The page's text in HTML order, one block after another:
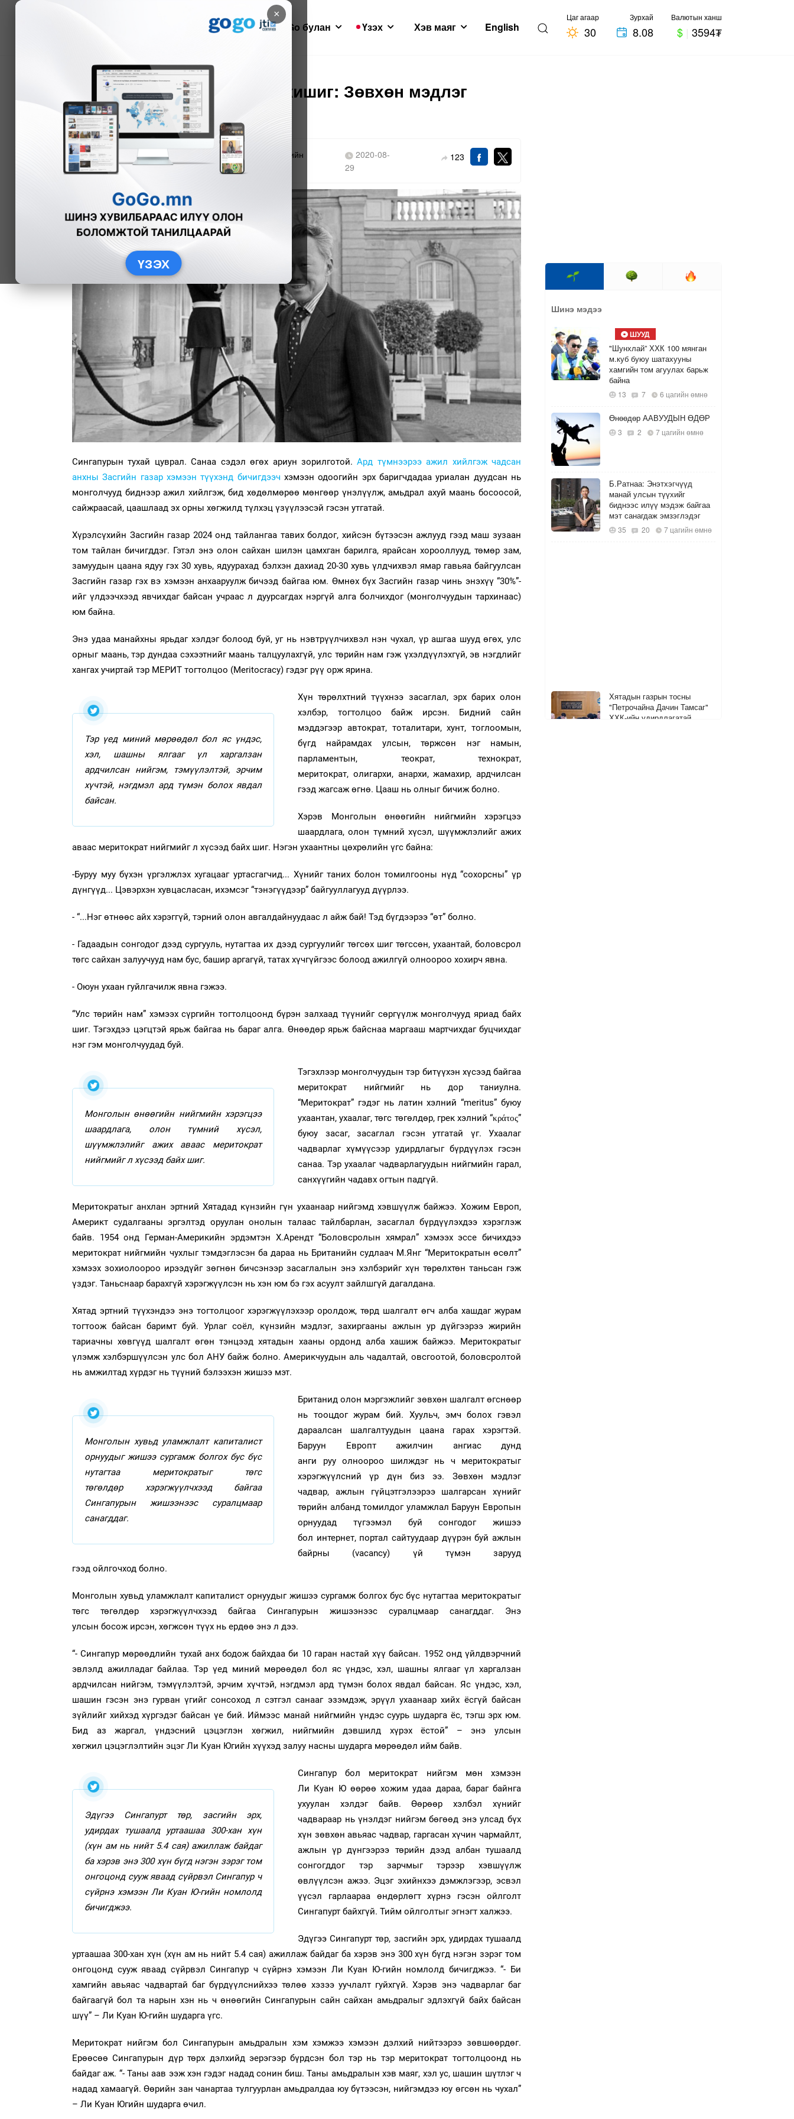
×
ҮЗЭХ
Мэдээ GoGo булан Үзэх Хэв маяг English
Цаг агаар
30
Зурхай
8.08
Валютын ханш
$ | 3594₮
Меритократ Сингапурын жишиг: Зөвхөн мэдлэг
ухаан, авьяас чадвар
Судлаач проф. Олхонуд
Баярхүү
Нийтлэлчийн
2020-08-
29
123
Cингапурын тухай цуврал. Санаа сэдэл өгөх ариун зорилготой.Ард түмнээрээ ажил хийлгэж чадсан
анхны Засгийн газар хэмээн түүхэнд бичигдээч хэмээн одоогийн эрх баригчдадаа уриалан дуудcaн нь
монголчууд биднээр ажил хийлгэж, бид хөдөлмөрөө мөнгөөр үнэлүүлж, амьдрал ахуй маань босоосой,
сайжраасай, цаашлаад эх орны хөгжилд түлхэц үзүүлээсэй гэсэн утгатай.
Хүрэлсүхийн Засгийн газар 2024 онд тайлангаа тавих болдог, хийсэн бүтээсэн ажлууд гээд маш зузаан
том тайлан бичигддэг. Гэтэл энэ олон сайхан шилэн цамхган барилга, ярайсан хорооллууд, төмөр зам,
замуудын цаана ядуу гэх 30 хувь, ядуурахад бэлхэн дахиад 20-30 хувь үлдчихвэл ямар гавьяа байгуулсан
Засгийн газар гэх вэ хэмээн анхааруулж бичээд байгаа юм. Өмнөх бүх Засгийн газар чинь энэхүү “30%”-
ийг үлдээчхээд явчихдаг байсан учраас л дуурсагдах нэргүй алга болчихдог (монголчуудын тархинаас)
юм байна.
Энэ удаа манайхны ярьдаг хэлдэг болоод буй, уг нь нэвтрүүлчихвэл нэн чухал, үр ашгаа шууд өгөх, улс
орныг маань, тэр дундаа сэхээтнийг маань талцуулахгүй, улс төрийн нам гэж үхэлдүүлэхгүй, эв нэгдлийг
хангах учиртай тэр МЕРИТ тогтолцоо (Meritocracy) гэдэг рүү орж ярина.
Тэр үед миний мөрөөдөл бол яс үндэс,
хэл, шашны ялгааг үл харгалзан
ардчилсан нийгэм, тэмүүлэлтэй, эрчим
хүчтэй, нэгдмэл ард түмэн болох явдал
байсан.
Хүн төрөлхтний түүхнээ засаглал, эрх барих олон
хэлбэр, тогтолцоо байж ирсэн. Бидний сайн
мэддэгээр автократ, тоталитари, хунт, тоглоомын,
бүгд найрамдах улсын, төржсөн нэг намын,
парламентын, теократ, технократ,
меритократ, олигархи, анархи, жамахир, ардчилсан
гээд жагсаж өгнө. Цааш нь олныг бичиж болно.
Хэрэв Монголын өнөөгийн нийгмийн хэрэгцээ
шаардлага, олон түмний хүсэл, шүүмжлэлийг ажих
аваас меритократ нийгмийг л хүсээд байх шиг. Нэгэн ухаантны цөхрөлийн үгс байна:
-Буруу муу бүхэн үргэлжлэх хугацааг уртасгагчид... Хүнийг таних болон томилгооны нүд “сохорсны” үр
дүнгүүд... Цэвэрхэн хувцасласан, ихэмсэг “тэнэгүүдээр” байгууллагууд дүүрлээ.
- “...Нэг өтнөөс айх хэрэггүй, тэрний олон авгалдайнуудаас л айж бай! Тэд бүгдээрээ “өт” болно.
- Гадаадын сонгодог дээд сургууль, нутагтаа их дээд сургуулийг төгсөх шиг төгссөн, ухаантай, боловсрол
төгс сайхан залуучууд нам бус, башир аргагүй, татах хүчгүйгээс болоод ажилгүй олноороо хохирч явна.
- Оюун ухаан гуйлгачилж явна гэжээ.
“Улс төрийн нам” хэмээх сүргийн тогтолцоонд бүрэн залхаад түүнийг сөргүүлж монголчууд яриад байх
шиг. Тэгэхдээ цэгцтэй ярьж байгаа нь бараг алга. Өнөөдөр ярьж байснаа маргааш мартчихдаг буцчихдаг
нэг гэм монголчуудад буй.
Монголын өнөөгийн нийгмийн хэрэгцээ
шаардлага, олон түмний хүсэл,
шүүмжлэлийг ажих аваас меритократ
нийгмийг л хүсээд байх шиг.
Тэгэхлээр монголчуудын тэр битүүхэн хүсээд байгаа
меритократ нийгмийг нь дор таниулна.
“Меритократ” гэдэг нь латин хэлний “meritus” буюу
ухаантан, ухаалаг, төгс төгөлдөр, грек хэлний “κράτος”
буюу засаг, засаглал гэсэн утгатай үг. Ухаалаг
чадварлаг хүмүүсээр удирдлагыг бүрдүүлэх гэсэн
санаа. Тэр ухаалаг чадварлагуудын нийгмийн гарал,
санхүүгийн чадавх огтын падгүй.
Меритократыг анхлан эртний Хятадад күнзийн гүн ухаанаар нийгэмд хэвшүүлж байжээ. Хожим Европ,
Америкт судалгааны эргэлтэд оруулан онолын талаас тайлбарлан, засаглал бүрдүүлэхдээ хэрэглэж
байв. 1954 онд Герман-Америкийн эрдэмтэн Х.Арендт “Боловсролын хямрал” хэмээх эссе бичихдээ
меритократ нийгмийн чухлыг тэмдэглэсэн ба дараа нь Британийн судлаач М.Янг “Меритократын өсөлт”
хэмээх зохиолоороо ирээдүйг зөгнөн бичсэнээр засаглалын энэ хэлбэрийг хүн төрөлхтөн таньсан гэж
үздэг. Таньснаар барахгүй хэрэгжүүлсэн нь хэн юм бэ гэх асуулт зайлшгүй дагалдана.
Хятад эртний түүхэндээ энэ тогтолцоог хэрэгжүүлэхээр оролдож, төрд шалгалт өгч алба хашдаг журам
тогтоож байсан баримт буй. Урлаг соёл, күнзийн мэдлэг, захиргааны ажлын ур дүйгээрээ жирийн
тариачны хөвгүүд шалгалт өгөн тэнцээд хятадын хааны ордонд алба хашиж байжээ. Меритократыг
үлэмж хэлбэршүүлсэн улс бол АНУ байж болно. Америкчуудын аль чадалтай, овсгоотой, боловсролтой
нь амжилтад хүрдэг нь түүний бэлээхэн жишээ мэт.
Монголын хувьд уламжлалт капиталист
орнуудыг жишээ сургамж болгох бус бүс
нутагтаа меритократыг төгс
төгөлдөр хэрэгжүүлчхээд байгаа
Сингапурын жишээнээс суралцмаар
санагддаг.
Британид олон мэргэжлийг зөвхөн шалгалт өгснөөр
нь тооцдог журам бий. Хуульч, эмч болох гэвэл
дараалсан шалгалтуудын цаана гарах хэрэгтэй.
Баруун Европт ажилчин ангиас дунд
анги руу олноороо шилждэг нь ч меритократыг
хэрэгжүүлсний үр дүн биз ээ. Зөвхөн мэдлэг
чадвар, ажлын гүйцэтгэлээрээ шалгарсан хүнийг
төрийн албанд томилдог уламжлал Баруун Европын
орнуудад түгээмэл буй сонгодог жишээ
бол интернет, портал сайтуудаар дүүрэн буй ажлын
байрны (vacancy) үй түмэн зарууд
гээд ойлгочход болно.
Монголын хувьд уламжлалт капиталист орнуудыг жишээ сургамж болгох бус бүс нутагтаа меритократыг
төгс төгөлдөр хэрэгжүүлчхээд байгаа Сингапурын жишээнээс суралцмаар санагддаг. Энэ
улсын босож ирсэн, хөгжсөн түүх нь ердөө энэ л дээ.
“- Сингапур мөрөөдлийн тухай анх бодож байхдаа би 10 гаран настай хүү байсан. 1952 онд үйлдвэрчний
эвлэлд ажилладаг байлаа. Тэр үед миний мөрөөдөл бол яс үндэс, хэл, шашны ялгааг үл харгалзан
ардчилсан нийгэм, тэмүүлэлтэй, эрчим хүчтэй, нэгдмэл ард түмэн болох явдал байсан. Яс үндэс, хэл,
шашин гэсэн энэ гурван үгийг сонсоход л сэтгэл санааг эзэмдэж, эрүүл ухаанаар хийх ёсгүй байсан
зүйлийг хийхэд хүргэдэг байсан үе бий. Иймээс манай нийгмийн үндэс суурь шударга ёс, тэгш эрх юм.
Бид аз жаргал, үндэсний цэцэглэн хөгжил, нийгмийн дэвшилд хүрэх ёстой” – энэ улсын
хөгжил цэцэглэлтийн эцэг Ли Куан Югийн хүүхэд залуу насны шударга мөрөөдөл ийм байв.
Эдүгээ Сингапурт төр, засгийн эрх,
удирдах тушаалд уртаашаа 300-хан хүн
(хүн ам нь нийт 5.4 сая) ажиллаж байдаг
ба хэрэв энэ 300 хүн бүгд нэгэн зэрэг том
онгоцонд сууж яваад сүйрвэл Сингапур ч
сүйрнэ хэмээн Ли Куан Ю-гийн номлолд
бичигджээ.
Сингапур бол меритократ нийгэм мөн хэмээн
Ли Куан Ю өөрөө хожим удаа дараа, бараг байнга
ухуулан хэлдэг байв. Өөрөөр хэлбэл хүнийг
чадвараар нь үнэлдэг нийгэм бөгөөд энэ улсад бүх
хүн зөвхөн авьяас чадвар, гаргасан хүчин чармайлт,
ажлын үр дүнгээрээ төрийн дээд албан тушаалд
сонгогддог тэр зарчмыг тэрээр хэвшүүлж
өвлүүлсэн ажээ. Эцэг эхийнхээ дэмжлэгээр, эсвэл
үүсэл гарлаараа өндөрлөгт хүрнэ гэсэн ойлголт
Сингапурт байхгүй. Тийм ойлголтыг эгнэгт халжээ.
Эдүгээ Сингапурт төр, засгийн эрх, удирдах тушаалд
уртаашаа 300-хан хүн (хүн ам нь нийт 5.4 сая) ажиллаж байдаг ба хэрэв энэ 300 хүн бүгд нэгэн зэрэг том
онгоцонд сууж яваад сүйрвэл Сингапур ч сүйрнэ хэмээн Ли Куан Ю-гийн номлолд бичигджээ. “- Би
хамгийн авьяас чадвартай баг бүрдүүлснийхээ төлөө хэзээ уучлалт гуйхгүй. Хэрэв энэ чадварлаг баг
байгаагүй бол та нарын хэн нь ч өнөөгийн Сингапурын сайн сайхан амьдралыг эдлэхгүй байх байсан
шүү” – Ли Куан Ю-гийн шударга үгс.
Меритократ нийгэм бол Сингапурын амьдралын хэм хэмжээ хэмээн дэлхий нийтээрээ зөвшөөрдөг.
Ерөөсөө Сингапурын дүр төрх дэлхийд эерэгээр бүрдсэн бол тэр нь тэр меритократ тогтолцоонд нь
байдаг аж. “- Таны аав ээж хэн гэдэг надад сонин биш. Таны амьдралын хэв маяг, хэл ус, шашин шүтлэг ч
надад хамаагүй. Өөрийн зан чанартаа тулгуурлан амьдралдаа юу бүтээсэн, нийгэмдээ юу өгсөн нь чухал”
– Ли Куан Югийн шударга өчил.
Шинэ мэдээ
ШУУД
"Шунхлай” ХХК 100 мянган
м.куб буюу шатахууны
хамгийн том агуулах барьж
байна
13 7 6 цагийн өмнө
Өнөөдөр ААВУУДЫН ӨДӨР
3 2 7 цагийн өмнө
Б.Ратнаа: Энэтхэгчүүд
манай улсын түүхийг
биднээс илүү мэдэж байгаа
мэт санагдаж эмзэглэдэг
35 20 7 цагийн өмнө
Хятадын газрын тосны
"Петрочайна Дачин Тамсаг"
ХХК-ийн удирдлагатай